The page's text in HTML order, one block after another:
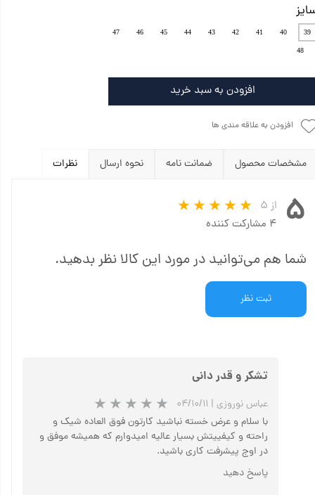
39
40
41
42
43
44
45
46
47
48
افزودن به سبد خرید
افزودن به علاقه مندی ها
مشخصات محصول ضمانت نامه نحوه ارسال نظرات
۵
از ۵
۴ مشارکت کننده
شما هم می‌توانید در مورد این کالا نظر بدهید.
ثبت نظر
تشکر و قدر دانی
عباس نوروزی | ۰۴/۱۰/۱۱
با سلام و عرض خسته نباشید کارتون فوق العاده شیک و
راحته و کیفییتش بسیار عالیه امیدوارم که همیشه موفق و
در اوج پیشرفت کاری باشید.
پاسخ دهید